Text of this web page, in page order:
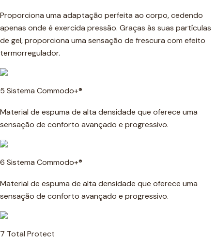
Proporciona uma adaptação perfeita ao corpo, cedendo
apenas onde é exercida pressão. Graças às suas partículas
de gel, proporciona uma sensação de frescura com efeito
termorregulador.
5 Sistema Commodo+®
Material de espuma de alta densidade que oferece uma
sensação de conforto avançado e progressivo.
6 Sistema Commodo+®
Material de espuma de alta densidade que oferece uma
sensação de conforto avançado e progressivo.
7 Total Protect